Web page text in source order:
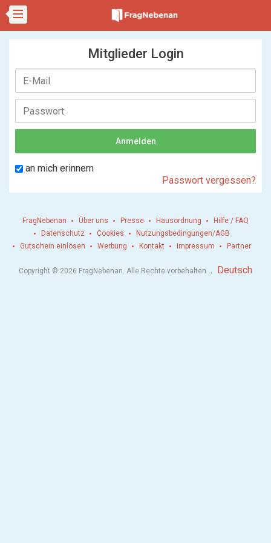
Mitglieder Login
an mich erinnern
Passwort vergessen?
FragNebenan Über uns Presse Hausordnung
Hilfe / FAQ
Datenschutz
Cookies
Nutzungsbedingungen/AGB
Gutschein einlösen
Werbung Kontakt Impressum Partner
Copyright © 2026 FragNebenan. Alle Rechte vorbehalten . Deutsch